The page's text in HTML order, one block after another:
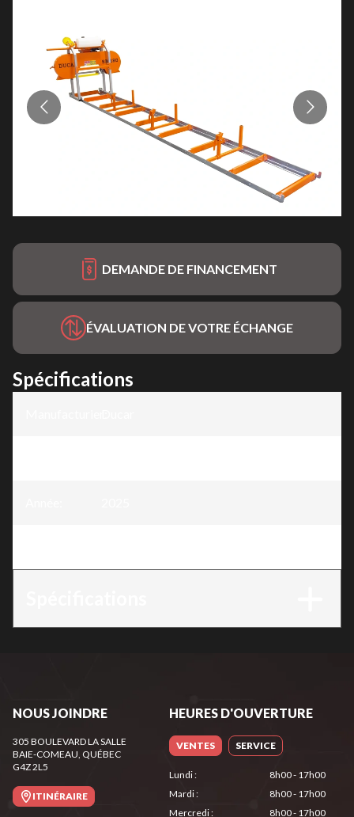
DEMANDE DE FINANCEMENT
ÉVALUATION DE VOTRE ÉCHANGE
Spécifications
NOUS JOINDRE
305 BOULEVARD LA SALLE
BAIE-COMEAU, QUÉBEC
G4Z 2L5
ITINÉRAIRE
HEURES D'OUVERTURE
VENTES SERVICE
Lundi:
8h00 - 17h00
Mardi:
8h00 - 17h00
Mercredi: 8h00 - 17h00